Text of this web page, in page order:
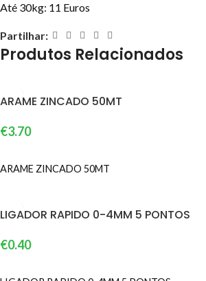
Até 30kg: 11 Euros
Partilhar:
Produtos Relacionados
ARAME ZINCADO 50MT
€3.70
ARAME ZINCADO 50MT
LIGADOR RAPIDO 0-4MM 5 PONTOS
€0.40